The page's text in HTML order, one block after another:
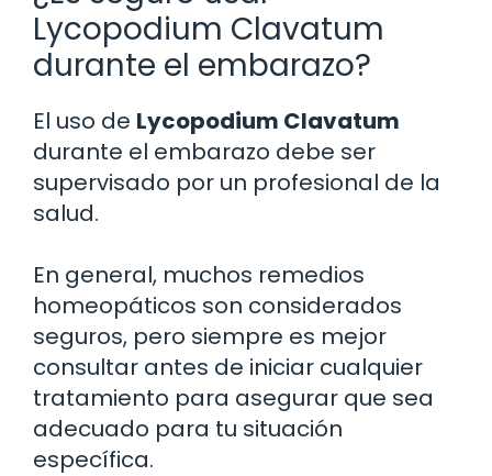
Lycopodium Clavatum
durante el embarazo?
El uso de Lycopodium Clavatum
durante el embarazo debe ser
supervisado por un profesional de la
salud.
En general, muchos remedios
homeopáticos son considerados
seguros, pero siempre es mejor
consultar antes de iniciar cualquier
tratamiento para asegurar que sea
adecuado para tu situación
específica.